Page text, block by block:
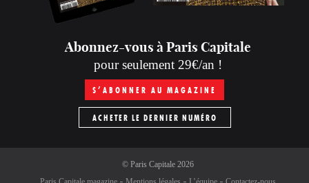
Abonnez-vous à Paris Capitale
pour seulement 29€/an !
S’ABONNER AU MAGAZINE
ACHETER LE DERNIER NUMÉRO
© Paris Capitale2026